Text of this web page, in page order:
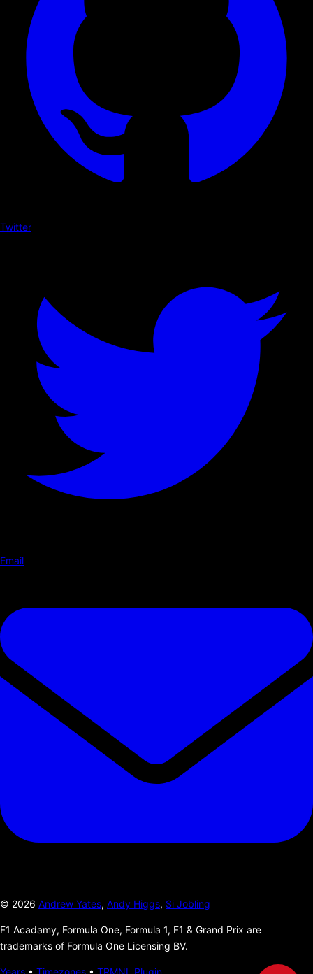
Twitter
Email
© 2026 Andrew Yates, Andy Higgs, Si Jobling
F1 Acadamy, Formula One, Formula 1, F1 & Grand Prix are
trademarks of Formula One Licensing BV.
Years • Timezones • TRMNL Plugin